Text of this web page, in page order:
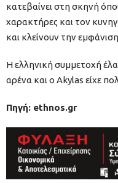
κατεβαίνει στη σκηνή
χαρακτήρες και τον
και κλείνουν την
Η ελληνική συμμετοχή
αρένα και ο Akylas είχε
Πηγή: ethnos.gr